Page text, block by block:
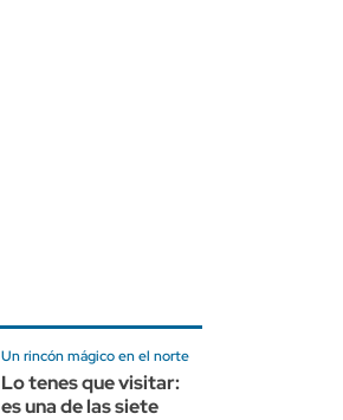
Un rincón mágico en el norte
Lo tenes que visitar:
es una de las siete